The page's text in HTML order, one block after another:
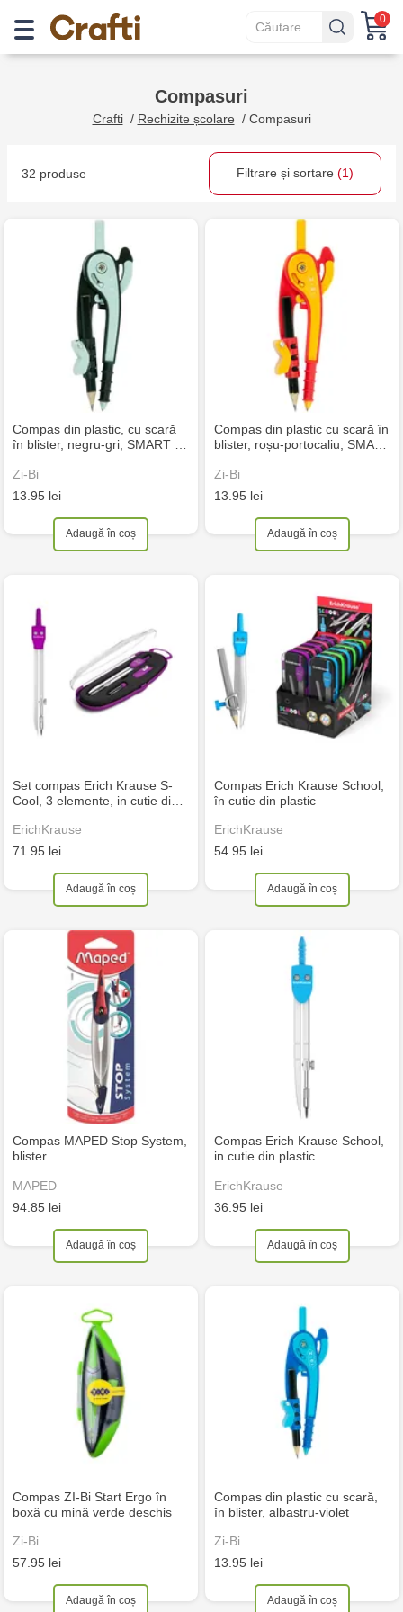
0
Сompasuri
Crafti/ Rechizite școlare / Сompasuri
32 produse Filtrare și sortare (1)
Compas din plastic, cu scară
în blister, negru-gri, SMART …
Zi-Bi
13.95 lei
Adaugă în coș
Compas din plastic cu scară în
blister, roșu-portocaliu, SMA…
Zi-Bi
13.95 lei
Adaugă în coș
Set compas Erich Krause S-
Cool, 3 elemente, in cutie di…
ErichKrause
71.95 lei
Adaugă în coș
Compas Erich Krause School,
în cutie din plastic
ErichKrause
54.95 lei
Adaugă în coș
Compas MAPED Stop System,
blister
MAPED
94.85 lei
Adaugă în coș
Compas Erich Krause School,
in cutie din plastic
ErichKrause
36.95 lei
Adaugă în coș
Compas ZI-Bi Start Ergo în
boxă cu mină verde deschis
Zi-Bi
57.95 lei
Adaugă în coș
Compas din plastic cu scară,
în blister, albastru-violet
Zi-Bi
13.95 lei
Adaugă în coș